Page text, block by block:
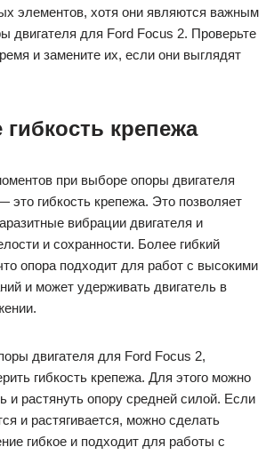
элементов, хотя они являются важным
двигателя для Ford Focus 2. Проверьте
и замените их, если они выглядят
крепежа
при выборе опоры двигателя
это гибкость крепежа. Это позволяет
вибрации двигателя и
и сохранности. Более гибкий
опора подходит для работ с высокими
и может удерживать двигатель в
двигателя для Ford Focus 2,
гибкость крепежа. Для этого можно
и растянуть опору средней силой. Если
и растягивается, можно сделать
гибкое и подходит для работы с